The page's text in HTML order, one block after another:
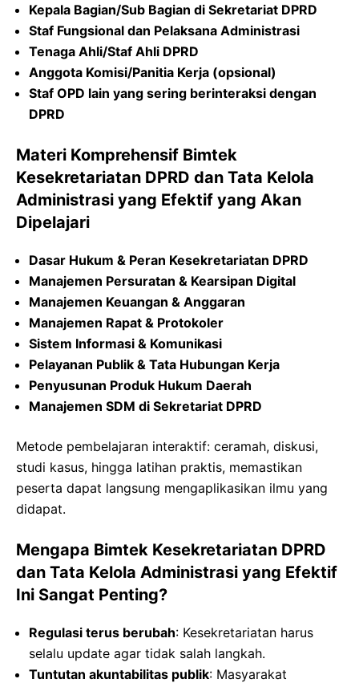
Kepala Bagian/Sub Bagian di Sekretariat DPRD
Staf Fungsional dan Pelaksana Administrasi
Tenaga Ahli/Staf Ahli DPRD
Anggota Komisi/Panitia Kerja (opsional)
Staf OPD lain yang sering berinteraksi dengan
DPRD
Materi Komprehensif Bimtek
Kesekretariatan DPRD dan Tata Kelola
Administrasi yang Efektif yang Akan
Dipelajari
Dasar Hukum & Peran Kesekretariatan DPRD
Manajemen Persuratan & Kearsipan Digital
Manajemen Keuangan & Anggaran
Manajemen Rapat & Protokoler
Sistem Informasi & Komunikasi
Pelayanan Publik & Tata Hubungan Kerja
Penyusunan Produk Hukum Daerah
Manajemen SDM di Sekretariat DPRD
Metode pembelajaran interaktif: ceramah, diskusi,
studi kasus, hingga latihan praktis, memastikan
peserta dapat langsung mengaplikasikan ilmu yang
didapat.
Mengapa Bimtek Kesekretariatan DPRD
dan Tata Kelola Administrasi yang Efektif
Ini Sangat Penting?
Regulasi terus berubah: Kesekretariatan harus
selalu update agar tidak salah langkah.
Tuntutan akuntabilitas publik: Masyarakat